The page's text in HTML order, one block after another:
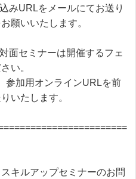
みURLをメールにてお送り
願いいたします。
面セミナーは開催するフェ
い。
いたします。
キルアップセミナーのお問